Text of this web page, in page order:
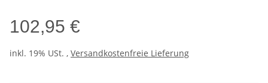
102,95 €
inkl. 19% USt. , Versandkostenfreie Lieferung